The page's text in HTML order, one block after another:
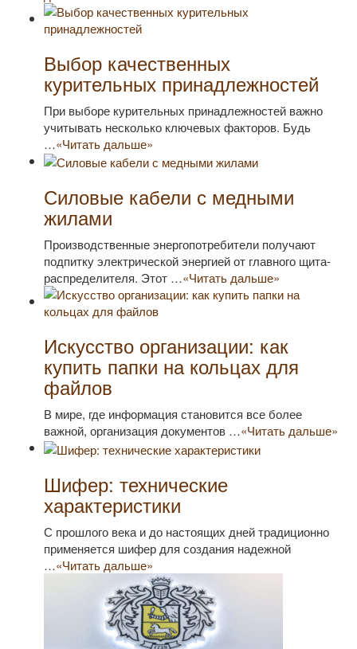
Выбор качественных
курительных принадлежностей
При выборе курительных принадлежностей важно
учитывать несколько ключевых факторов. Будь
…«Читать дальше»
Силовые кабели с медными
жилами
Производственные энергопотребители получают
подпитку электрической энергией от главного щита-
распределителя. Этот …«Читать дальше»
Искусство организации: как
купить папки на кольцах для
файлов
В мире, где информация становится все более
важной, организация документов …«Читать дальше»
Шифер: технические
характеристики
С прошлого века и до настоящих дней традиционно
применяется шифер для создания надежной
…«Читать дальше»